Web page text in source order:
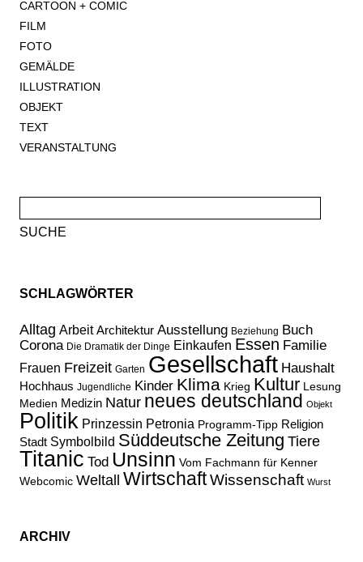
CARTOON + COMIC
FILM
FOTO
GEMÄLDE
ILLUSTRATION
OBJEKT
TEXT
VERANSTALTUNG
nach:
SCHLAGWÖRTER
Alltag Arbeit Architektur Ausstellung Beziehung Buch
Corona Die Dramatik der Dinge Einkaufen Essen Familie
Frauen Freizeit Garten Gesellschaft Haushalt
Hochhaus Jugendliche Kinder Klima Krieg Kultur Lesung
Medien Medizin Natur neues deutschland Objekt
Politik Prinzessin Petronia Programm-Tipp Religion
Stadt Symbolbild Süddeutsche Zeitung Tiere
Titanic Tod Unsinn Vom Fachmann für Kenner
Webcomic Weltall WirtschaftWissenschaft Wurst
ARCHIV